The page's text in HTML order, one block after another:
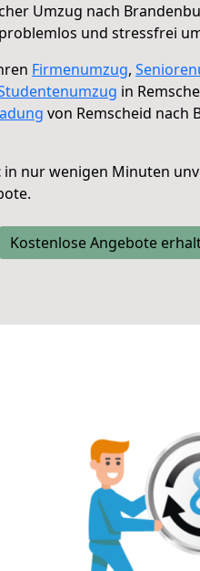
Umzug nach
und stressfrei
Firmenumzug,
in
von Remscheid nach
in nur wenigen Minuten
Kostenlose Angebote